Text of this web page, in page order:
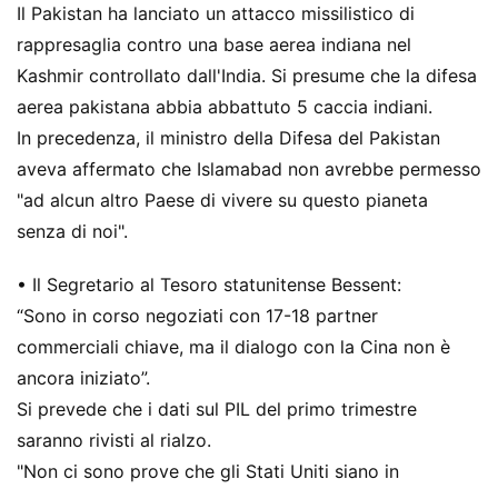
Il Pakistan ha lanciato un attacco missilistico di
rappresaglia contro una base aerea indiana nel
Kashmir controllato dall'India. Si presume che la difesa
aerea pakistana abbia abbattuto 5 caccia indiani.
In precedenza, il ministro della Difesa del Pakistan
aveva affermato che Islamabad non avrebbe permesso
"ad alcun altro Paese di vivere su questo pianeta
senza di noi".
• Il Segretario al Tesoro statunitense Bessent:
“Sono in corso negoziati con 17-18 partner
commerciali chiave, ma il dialogo con la Cina non è
ancora iniziato”.
Si prevede che i dati sul PIL del primo trimestre
saranno rivisti al rialzo.
"Non ci sono prove che gli Stati Uniti siano in